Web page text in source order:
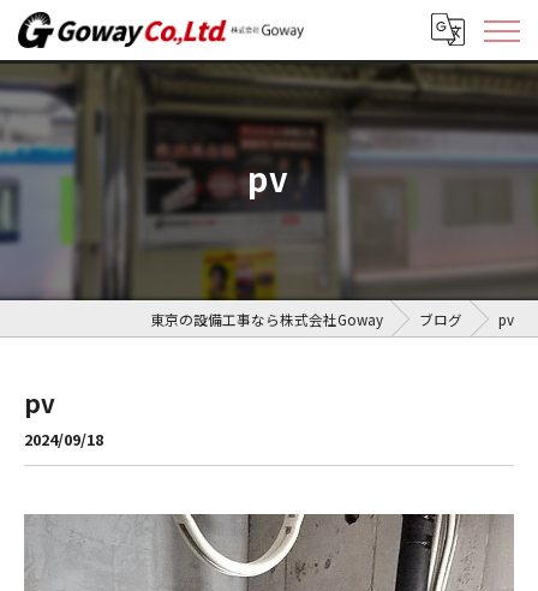
pv
東京の設備工事なら株式会社Goway ブログ pv
pv
2024/09/18